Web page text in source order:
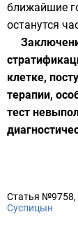
ближайшие
останутся
клетке,
терапии,
тест
Статья №9758,
Суспицын